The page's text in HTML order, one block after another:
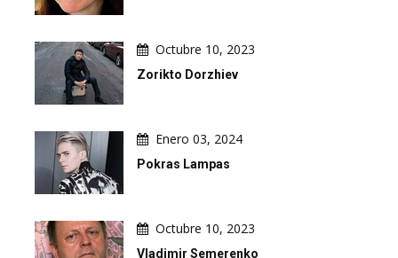
Octubre 10, 2023
Zorikto Dorzhiev
Enero 03, 2024
Pokras Lampas
Octubre 10, 2023
Vladimir Semerenko